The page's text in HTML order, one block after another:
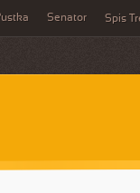
Senator Spis